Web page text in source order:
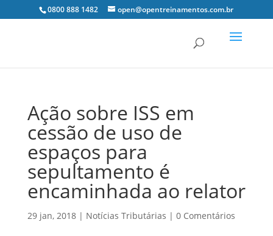
0800 888 1482 open@opentreinamentos.com.br
Ação sobre ISS em
cessão de uso de
espaços para
sepultamento é
encaminhada ao relator
29 jan, 2018| Notícias Tributárias | 0 Comentários